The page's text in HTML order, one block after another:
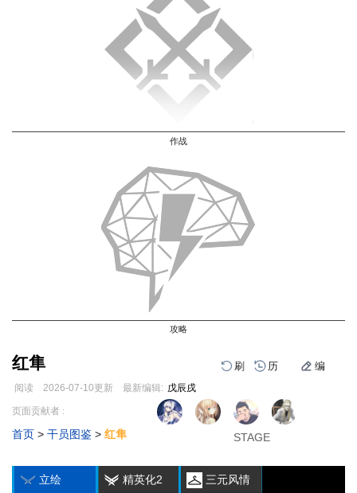
作战
攻略
红隼 刷 历 编
阅读 2026-07-10更新 最新编辑: 戊辰戌
跳
导
跳
搜
页面贡献者 :
首页 > 干员图鉴 > 红隼
立绘 精英化2 三元风情
1
STAGE
2
STAGE
3
STAGE